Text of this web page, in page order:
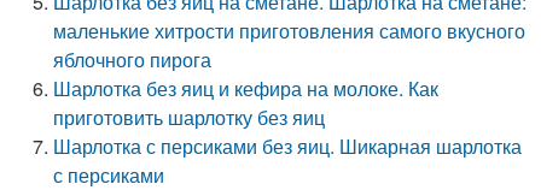
маленькие хитрости приготовления самого вкусного
яблочного пирога
Шарлотка без яиц и кефира на молоке. Как
приготовить шарлотку без яиц
Шарлотка с персиками без яиц. Шикарная шарлотка
с персиками